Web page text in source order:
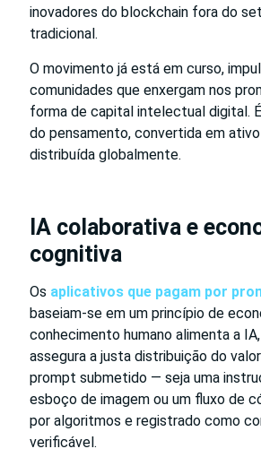
inovadores do blockchain fora do
tradicional.
O movimento já está em curso,
comunidades que enxergam nos
forma de capital intelectual digital.
do pensamento, convertida em
distribuída globalmente.
IA colaborativa e
cognitiva
Os aplicativos que pagam por
baseiam-se em um princípio de
conhecimento humano alimenta a
assegura a justa distribuição do
prompt submetido — seja uma
esboço de imagem ou um fluxo de
por algoritmos e registrado como
verificável.